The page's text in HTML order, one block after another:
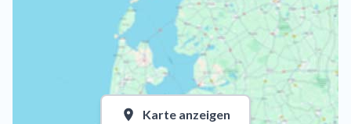
Karte anzeigen